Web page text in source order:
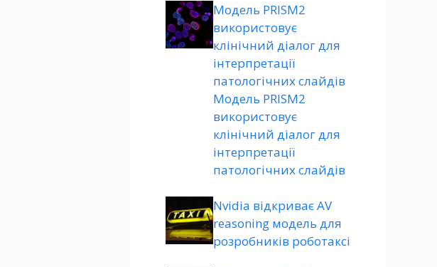
Модель PRISM2
використовує
клінічний діалог для
інтерпретації
патологічних слайдів
Модель PRISM2
використовує
клінічний діалог для
інтерпретації
патологічних слайдів
Nvidia відкриває AV
reasoning модель для
розробників роботаксі